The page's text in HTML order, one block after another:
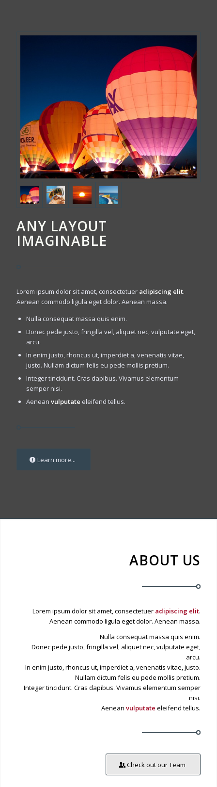
ANY LAYOUT
IMAGINABLE
Lorem ipsum dolor sit amet, consectetuer adipiscing elit.
Aenean commodo ligula eget dolor. Aenean massa.
Nulla consequat massa quis enim.
Donec pede justo, fringilla vel, aliquet nec, vulputate eget,
arcu.
In enim justo, rhoncus ut, imperdiet a, venenatis vitae,
justo. Nullam dictum felis eu pede mollis pretium.
Integer tincidunt. Cras dapibus. Vivamus elementum
semper nisi.
Aenean vulputate eleifend tellus.
Learn more...
ABOUT US
Lorem ipsum dolor sit amet, consectetuer adipiscing elit.
Aenean commodo ligula eget dolor. Aenean massa.
Nulla consequat massa quis enim.
Donec pede justo, fringilla vel, aliquet nec, vulputate eget,
arcu.
In enim justo, rhoncus ut, imperdiet a, venenatis vitae, justo.
Nullam dictum felis eu pede mollis pretium.
Integer tincidunt. Cras dapibus. Vivamus elementum semper
nisi.
Aeneanvulputate eleifend tellus.
Check out our Team